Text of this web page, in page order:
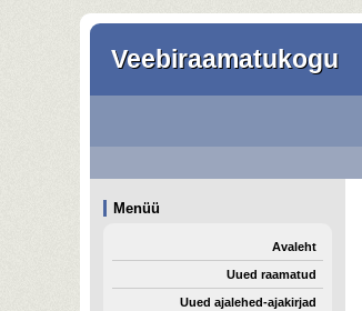
Veebiraamatukogu
Menüü
Avaleht
Uued raamatud
Uued ajalehed-ajakirjad